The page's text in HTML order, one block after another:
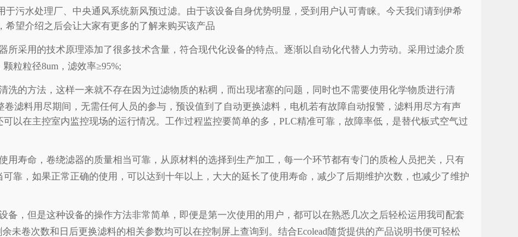
污水处理厂、中央通风系统新风预过滤。由于该设备自身优势明显，受到用户认可青睐。今天我们请到伊希
望介绍之后会让大家有更多的了解来购买该产品
所采用的技术原理添加了很多技术含量，符合现代化设备的特点。逐渐以自动化代替人力劳动。采用过滤介质
粒粒径8um，滤效率≥95%;
洗的方法，这样一来就不存在因为过滤物质的粘稠，而出现堵塞的问题，同时也不需要使用化学物质进行清
滤料用尽期间，无需任何人员的参与，预设值到了自动更换滤料，电机若有故障自动报警，滤料用尽方有声
以在主控室内监控现场的运行情况。工作过程监控要简单的多，PLC精准可靠，故障率低，是替代板式空气过
用寿命，卷绕滤器的质量相当可靠，从原材料的选择到生产加工，每一个环节都有专门的质检人员把关，只有
靠，如果正常正确的使用，可以达到十年以上，大大的延长了使用寿命，减少了后期维护次数，也减少了维护
备，但是这种设备的操作方法非常简单，即便是第一次使用的用户，都可以在熟悉几次之后轻松运用我司配套
未卷次数和日后更换滤料的相关参数均可以在控制屏上查询到。结合Ecolead随货提供的产品说明书便可轻松